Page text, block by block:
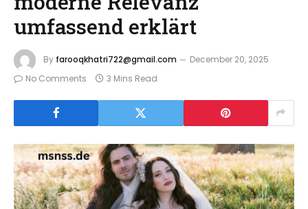
umfassend erklärt
By farooqkhatri722@gmail.com
December 20, 2025
No Comments
3 Mins Read